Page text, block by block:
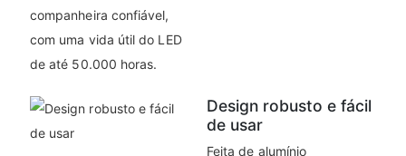
companheira confiável,
com uma vida útil do LED
de até 50.000 horas.
Design robusto e fácil
de usar
Feita de alumínio